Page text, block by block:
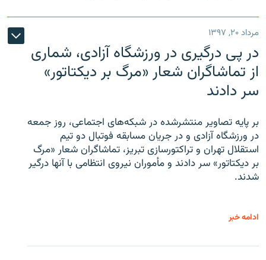
مرداد ۲۰, ۱۳۹۷
در پی درگیری در ورزشگاه آزادی، شماری
از تماشاگران شعار «مرگ بر دیکتاتور»
سر دادند
بر پایه تصاویر منتشرشده در شبکه‌های اجتماعی، روز جمعه
در ورزشگاه آزادی و در جریان مسابقه فوتبال دو تیم
استقلال تهران و تراکتورسازی تبریز، تماشاگران شعار «مرگ
بر دیکتاتور» سر دادند و مأموران نیروی انتظامی با آنها درگیر
شدند.
ادامه خبر